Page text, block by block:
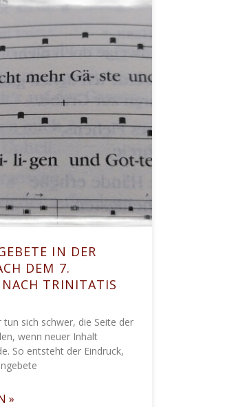
IN DER
DEM 7.
TRINITATIS
tun sich schwer, die Seite der
wenn neuer Inhalt
So entsteht der Eindruck,
»